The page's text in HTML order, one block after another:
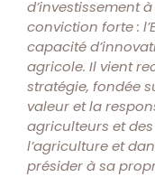
d’investissement
conviction forte :
capacité
agricole. Il vient
stratégie, fondée
valeur et la
agriculteurs et
l’agriculture et
présider à sa